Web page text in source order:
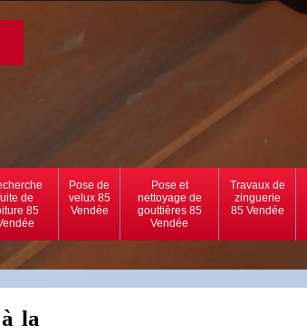
de
85
Pose de
velux 85
Vendée
Pose et
nettoyage de
gouttières 85
Vendée
Travaux de
zinguerie
85 Vendée
la